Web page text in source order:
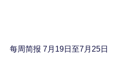
每周简报 7月19日至7月25日